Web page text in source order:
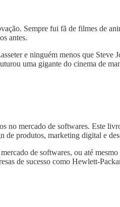
Sempre fui fã de filmes de
antes.
e ninguém menos que Steve
uma gigante do cinema de
no mercado de softwares. Este
de produtos, marketing digital e
de softwares, ou até
de sucesso como Hewlett-